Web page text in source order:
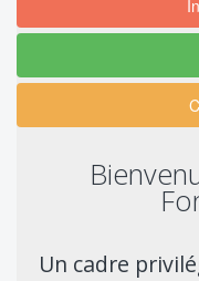
Un cadre